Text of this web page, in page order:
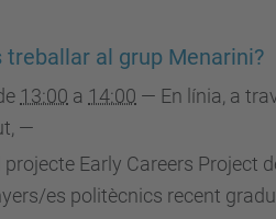
treballar al grup Menarini?
13:00 a 14:00 — En línia, a
, —
projecte Early Careers Project
es politècnics recent